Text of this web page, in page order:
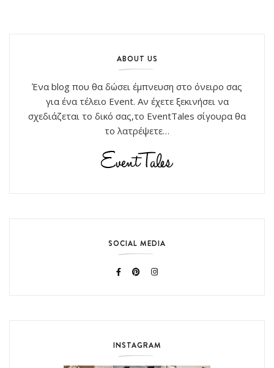
ABOUT US
Ένα blog που θα δώσει έμπνευση στο όνειρο σας
για ένα τέλειο Event. Αν έχετε ξεκινήσει να
σχεδιάζεται το δικό σας,το EventTales σίγουρα θα
το λατρέψετε…
SOCIAL MEDIA
INSTAGRAM